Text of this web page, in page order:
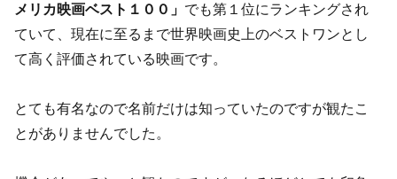
メリカ映画ベスト１００」 でも第１位にランキングされ
ていて、現在に至るまで世界映画史上のベストワンとし
て高く評価されている映画です。
とても有名なので名前だけは知っていたのですが観たこ
とがありませんでした。